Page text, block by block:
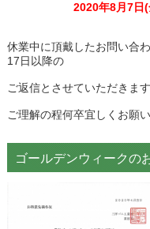
2020年8月7日(
休業中に頂戴したお問い合
17日以降の
ご返信とさせていただきま
ご理解の程何卒宜しくお願
ゴールデンウィークの